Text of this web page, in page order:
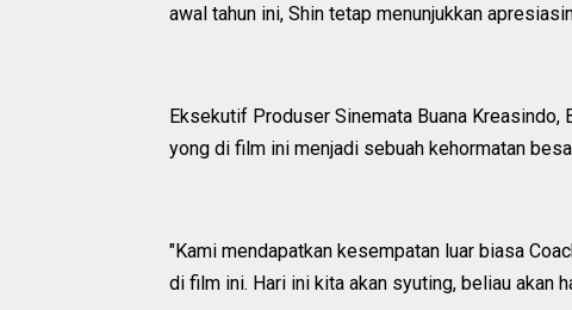
awal tahun ini, Shin tetap menunjukkan
Eksekutif Produser Sinemata Buana Kreasindo,
yong di film ini menjadi sebuah kehormatan
"Kami mendapatkan kesempatan luar biasa
di film ini. Hari ini kita akan syuting, beliau akan